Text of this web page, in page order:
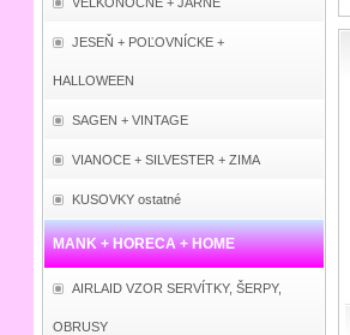
JESEŇ + POĽOVNÍCKE +
HALLOWEEN
SAGEN + VINTAGE
VIANOCE + SILVESTER + ZIMA
KUSOVKY ostatné
MANK + HORECA + HOME
AIRLAID VZOR SERVÍTKY, ŠERPY,
OBRUSY